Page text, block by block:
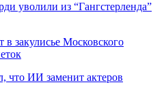
уволили из “Гангстерленда”
закулисье Московского
что ИИ заменит актеров